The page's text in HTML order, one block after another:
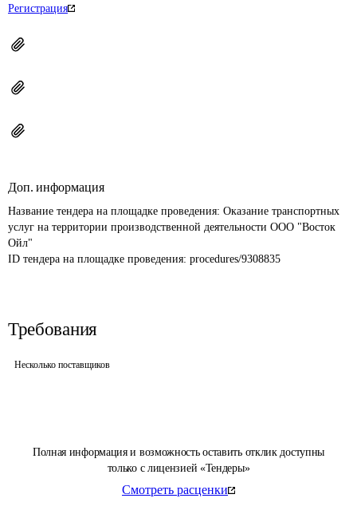
Полная информация и возможность оставить отклик доступны
только с лицензией «Тендеры»
Смотреть расценки
Регистрация
Доп. информация
Название тендера на площадке проведения: Оказание транспортных
услуг на территории производственной деятельности ООО "Восток
Ойл"
ID тендера на площадке проведения: procedures/9308835
Требования
Несколько поставщиков